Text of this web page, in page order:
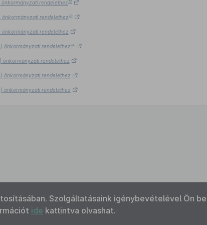
rendelethez 12
rendelethez 13
rendelethez
önkormányzati rendelethez 14
önkormányzati rendelethez
önkormányzati rendelethez
önkormányzati rendelethez
Szolgáltatásaink igénybevételével Ön
ide kattintva olvashat.